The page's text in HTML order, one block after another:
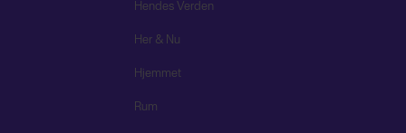
Hendes Verden
Her & Nu
Hjemmet
Rum